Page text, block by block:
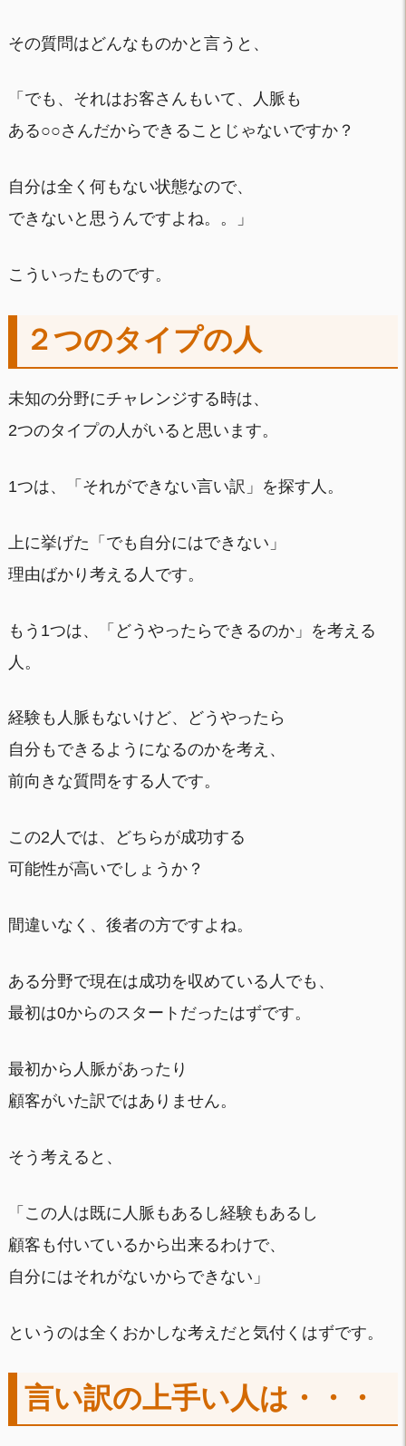
その質問はどんなものかと言うと、
「でも、それはお客さんもいて、人脈も
ある○○さんだからできることじゃないですか？
自分は全く何もない状態なので、
できないと思うんですよね。。」
こういったものです。
２つのタイプの人
未知の分野にチャレンジする時は、
2つのタイプの人がいると思います。
1つは、「それができない言い訳」を探す人。
上に挙げた「でも自分にはできない」
理由ばかり考える人です。
もう1つは、「どうやったらできるのか」を考える
人。
経験も人脈もないけど、どうやったら
自分もできるようになるのかを考え、
前向きな質問をする人です。
この2人では、どちらが成功する
可能性が高いでしょうか？
間違いなく、後者の方ですよね。
ある分野で現在は成功を収めている人でも、
最初は0からのスタートだったはずです。
最初から人脈があったり
顧客がいた訳ではありません。
そう考えると、
「この人は既に人脈もあるし経験もあるし
顧客も付いているから出来るわけで、
自分にはそれがないからできない」
というのは全くおかしな考えだと気付くはずです。
言い訳の上手い人は・・・